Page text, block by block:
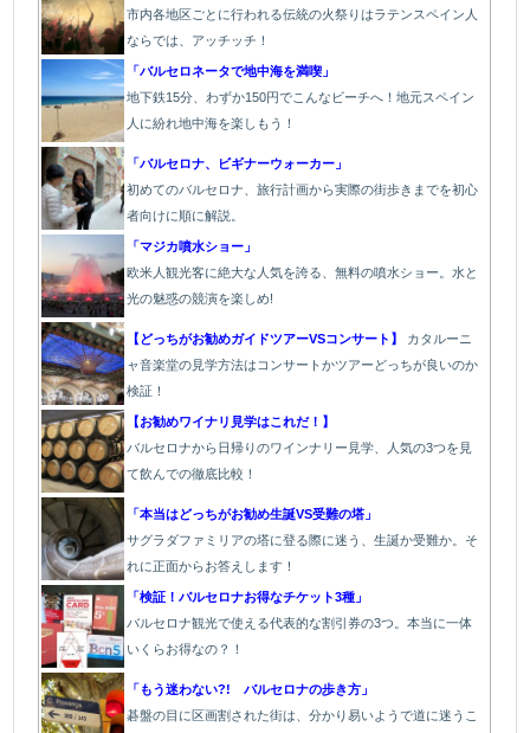
市内各地区ごとに行われる伝統の火祭りはラテンスペイン人
ならでは、アッチッチ！
「バルセロネータで地中海を満喫」
地下鉄15分、わずか150円でこんなビーチへ！地元スペイン
人に紛れ地中海を楽しもう！
「バルセロナ、ビギナーウォーカー」
初めてのバルセロナ、旅行計画から実際の街歩きまでを初心
者向けに順に解説。
「マジカ噴水ショー」
欧米人観光客に絶大な人気を誇る、無料の噴水ショー。水と
光の魅惑の競演を楽しめ!
【どっちがお勧めガイドツアーVSコンサート】
カタルーニ
ャ音楽堂の見学方法はコンサートかツアーどっちが良いのか
検証！
【お勧めワイナリ見学はこれだ！】
バルセロナから日帰りのワインナリー見学、人気の3つを見
て飲んでの徹底比較！
「本当はどっちがお勧め生誕VS受難の塔」
サグラダファミリアの塔に登る際に迷う、生誕か受難か。そ
れに正面からお答えします！
「検証！バルセロナお得なチケット3種」
バルセロナ観光で使える代表的な割引券の3つ。本当に一体
いくらお得なの？！
「もう迷わない?! バルセロナの歩き方」
碁盤の目に区画割された街は、分かり易いようで道に迷うこ